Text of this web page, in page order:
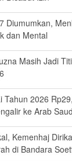
Diumumkan,
dan Mental
Masih Jadi
Tahun 2026
ke Arab
Kemenhaj
di Bandara